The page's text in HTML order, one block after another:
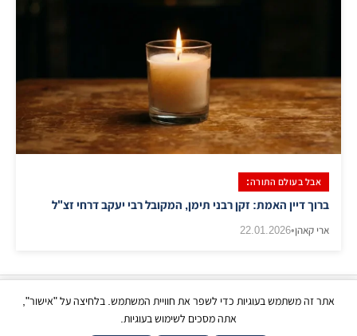
אבל בעולם התורה:
ברוך דיין האמת: זקן רבני תימן, המקובל רבי יעקב דרחי זצ"ל
ארי קאהן•
22.01.2026
אתר זה משתמש בעוגיות כדי לשפר את חוויית המשתמש. בלחיצה על "אישור",
אתה מסכים לשימוש בעוגיות.
כל הזכויות שמורות | © בני ברק עכשיו 2026